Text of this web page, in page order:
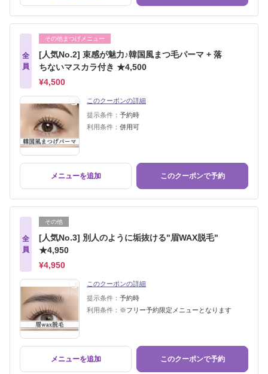
全
員
その他まつげメニュー
[人気No.2] 束感が魅力♪韓国風まつ毛パーマ + 落
ちないマスカラ付き ★4,500
¥4,500
このクーポンの詳細
提示条件： 予約時
利用条件： 併用可
メニューを追加 このクーポンで予約
全
員
その他
[人気No.3] 別人のように垢抜ける"眉WAX脱毛"
★4,950
¥4,950
このクーポンの詳細
提示条件： 予約時
利用条件： ※フリー予約限定メニューとなります
メニューを追加 このクーポンで予約